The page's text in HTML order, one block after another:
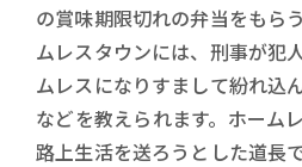
の賞味期限切れの弁当をもら
ムレスタウンには、刑事が犯
ムレスになりすまして紛れ込
などを教えられます。ホーム
路上生活を送ろうとした道長